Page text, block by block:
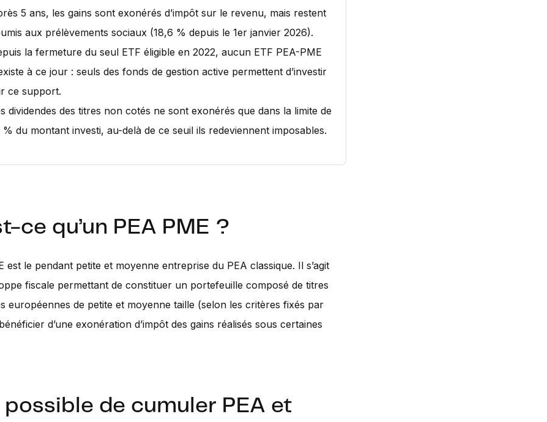
5 ans, les gains sont exonérés d’impôt sur le revenu, mais restent
aux prélèvements sociaux (18,6 % depuis le 1er janvier 2026).
la fermeture du seul ETF éligible en 2022, aucun ETF PEA-PME
à ce jour : seuls des fonds de gestion active permettent d’investir
ce support.
dividendes des titres non cotés ne sont exonérés que dans la limite de
% du montant investi, au-delà de ce seuil ils redeviennent imposables.
ce qu’un PEA PME ?
est le pendant petite et moyenne entreprise du PEA classique. Il s’agit
fiscale permettant de constituer un portefeuille composé de titres
européennes de petite et moyenne taille (selon les critères fixés par
d’une exonération d’impôt des gains réalisés sous certaines
possible de cumuler PEA et